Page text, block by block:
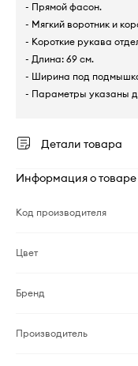
- Прямой фасон.
- Мягкий воротник и
- Короткие рукава
- Длина: 69 см.
- Ширина под
- Параметры указаны
Детали товара
Информация о товаре
Код производителя
Цвет
Бренд
Производитель